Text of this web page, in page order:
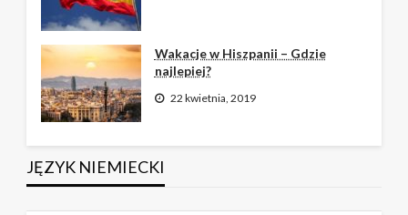
Wakacje w Hiszpanii – Gdzie
najlepiej?
22 kwietnia, 2019
JĘZYK NIEMIECKI